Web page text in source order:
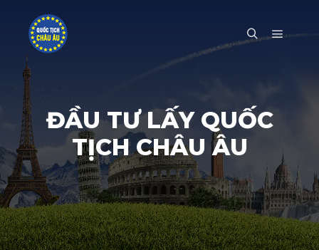
ĐẦU TƯ LẤY QUỐC
TỊCH CHÂU ÂU